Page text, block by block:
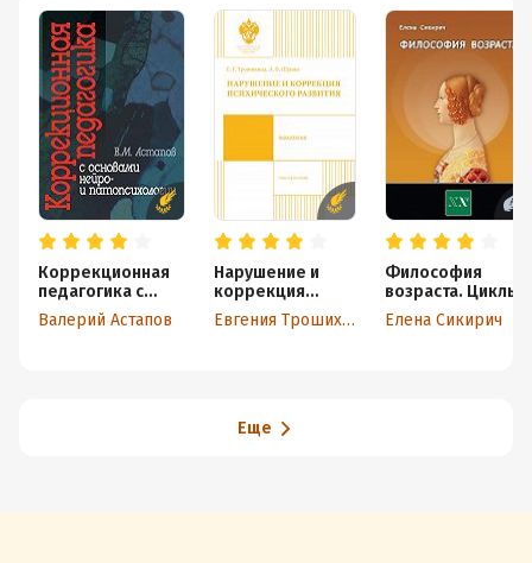
Коррекционная
педагогика с
основами нейро-
и патопсихологии
Валерий Астапов
Нарушение и
коррекция
психического
развития.
Евгения Трошихина
Философия
возраста. Циклы в
жизни человека
Елена Сикирич
Еще